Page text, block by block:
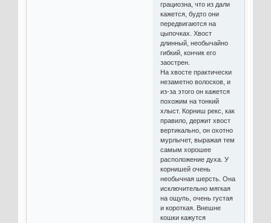
грациозна, что из дали
кажется, будто они
передвигаются на
цыпочках. Хвост
длинный, необычайно
гибкий, кончик его
заострен.
На хвосте практически
незаметно волосков, и
из-за этого он кажется
похожим на тонкий
хлыст. Корниш рекс, как
правило, держит хвост
вертикально, он охотно
мурлычет, выражая тем
самым хорошее
расположение духа. У
корнишей очень
необычная шерсть. Она
исключительно мягкая
на ощупь, очень густая
и короткая. Внешне
кошки кажутся